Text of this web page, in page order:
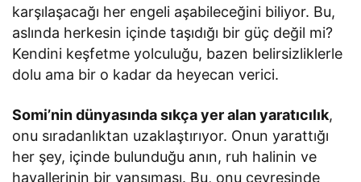
karşılaşacağı her engeli aşabileceğini biliyor. Bu,
aslında herkesin içinde taşıdığı bir güç değil mi?
Kendini keşfetme yolculuğu, bazen belirsizliklerle
dolu ama bir o kadar da heyecan verici.
Somi’nin dünyasında sıkça yer alan yaratıcılık,
onu sıradanlıktan uzaklaştırıyor. Onun yarattığı
her şey, içinde bulunduğu anın, ruh halinin ve
hayallerinin bir yansıması. Bu, onu çevresinde